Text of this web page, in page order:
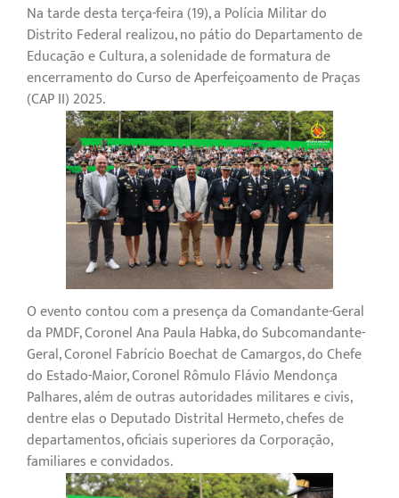
Na tarde desta terça-feira (19), a Polícia Militar do
Distrito Federal realizou, no pátio do Departamento de
Educação e Cultura, a solenidade de formatura de
encerramento do Curso de Aperfeiçoamento de Praças
(CAP II) 2025.
O evento contou com a presença da Comandante-Geral
da PMDF, Coronel Ana Paula Habka, do Subcomandante-
Geral, Coronel Fabrício Boechat de Camargos, do Chefe
do Estado-Maior, Coronel Rômulo Flávio Mendonça
Palhares, além de outras autoridades militares e civis,
dentre elas o Deputado Distrital Hermeto, chefes de
departamentos, oficiais superiores da Corporação,
familiares e convidados.